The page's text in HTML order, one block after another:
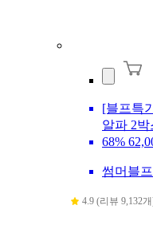
[블프특
알파 2박
68%
썸머블
4.9 (리뷰 9,132